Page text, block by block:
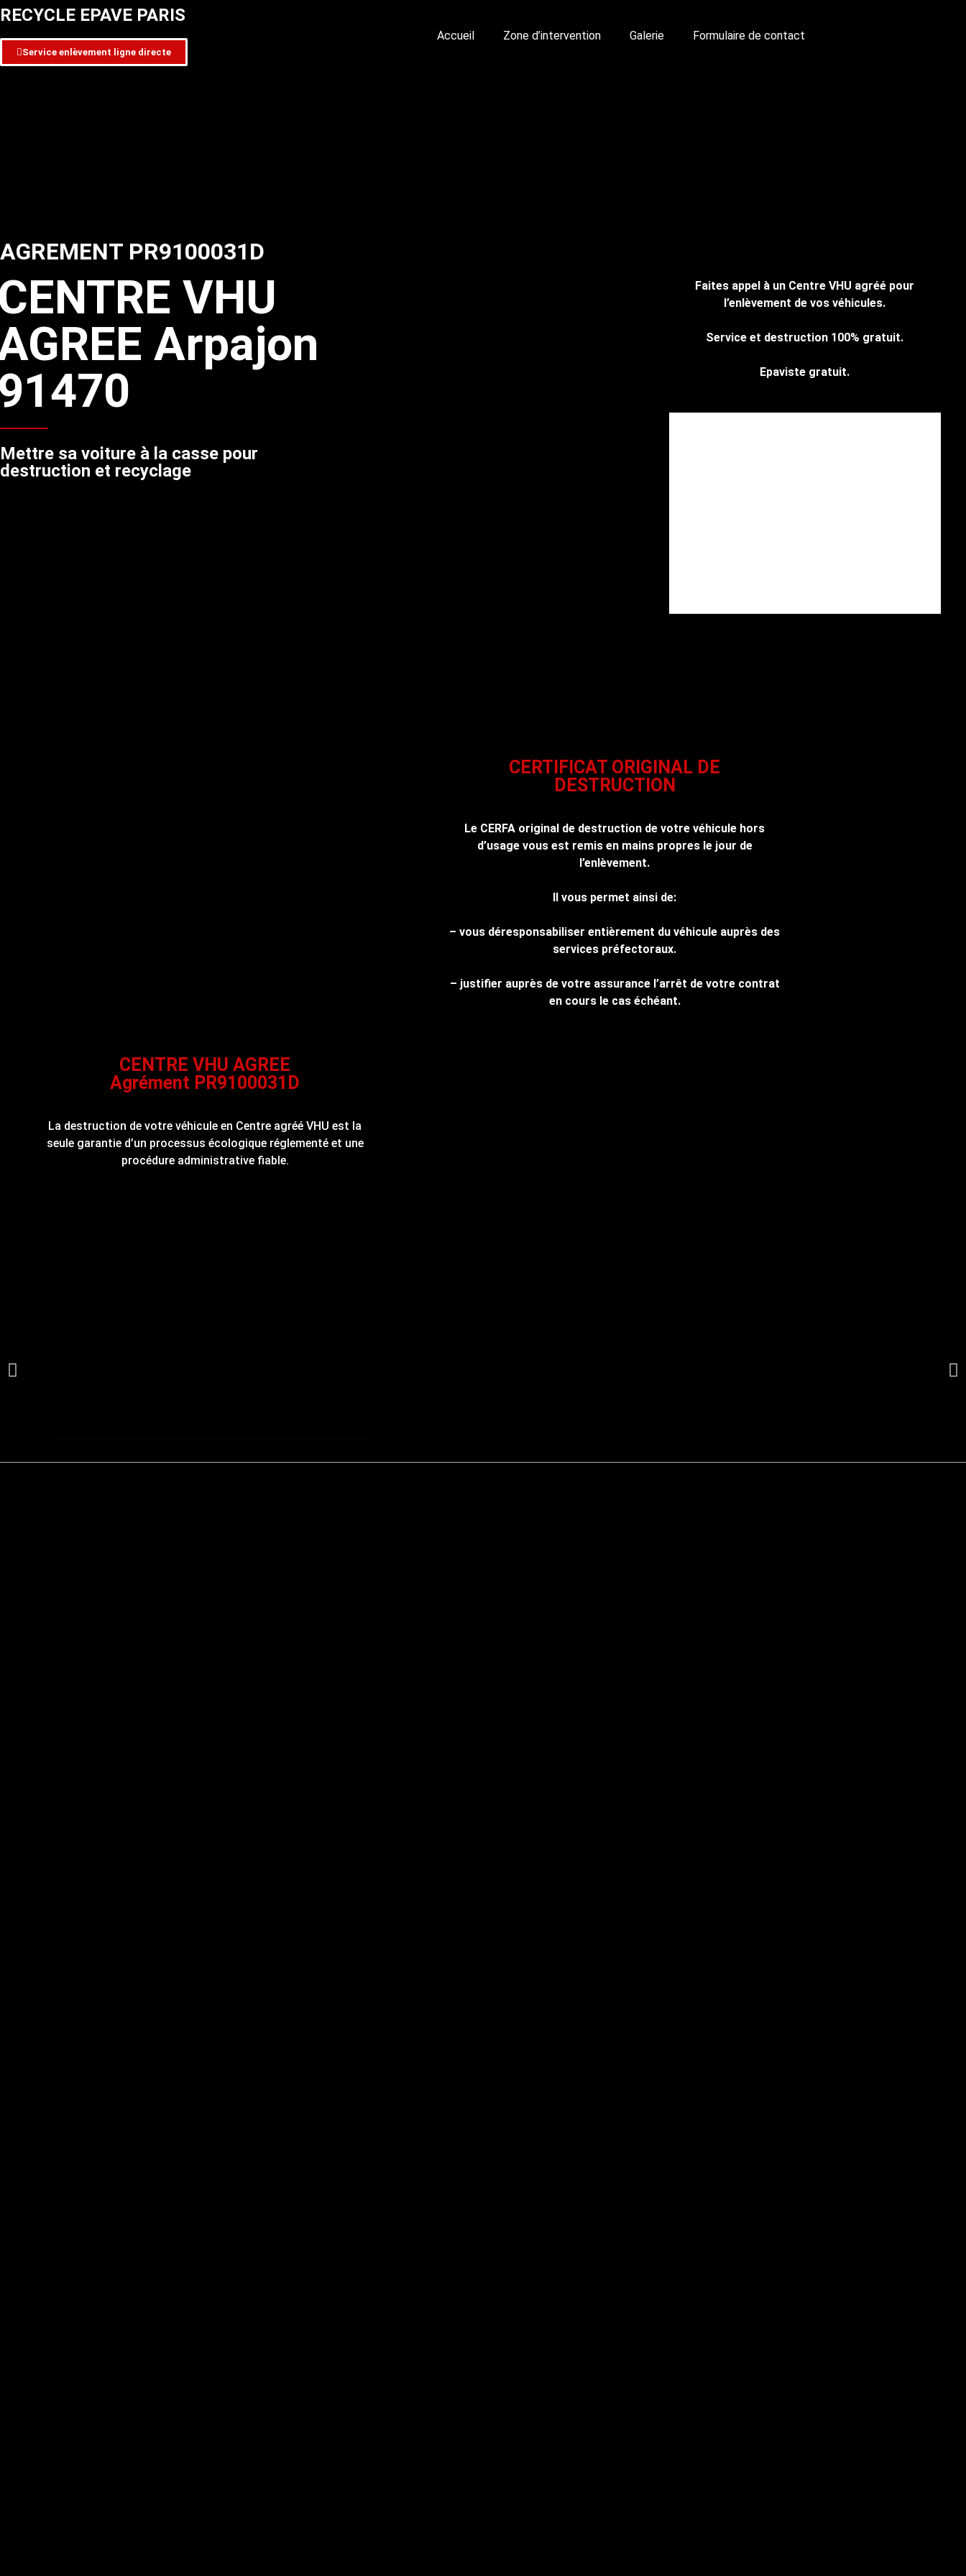
RECYCLE EPAVE PARIS
Service enlèvement ligne directe
Accueil Zone d’intervention Galerie Formulaire de contact
AGREMENT PR9100031D
VHU
Arpajon
Mettre sa voiture à la casse pour
destruction et recyclage
Faites appel à un Centre VHU agréé pour
l’enlèvement de vos véhicules.
Service et destruction 100% gratuit.
Epaviste gratuit.
CERTIFICAT ORIGINAL DE
DESTRUCTION
Le CERFA original de destruction de votre véhicule hors
d’usage vous est remis en mains propres le jour de
l’enlèvement.
Il vous permet ainsi de:
– vous déresponsabiliser entièrement du véhicule auprès des
services préfectoraux.
– justifier auprès de votre assurance l’arrêt de votre contrat
en cours le cas échéant.
CENTRE VHU AGREE
Agrément PR9100031D
La destruction de votre véhicule en Centre agréé VHU est la
seule garantie d’un processus écologique réglementé et une
procédure administrative fiable.